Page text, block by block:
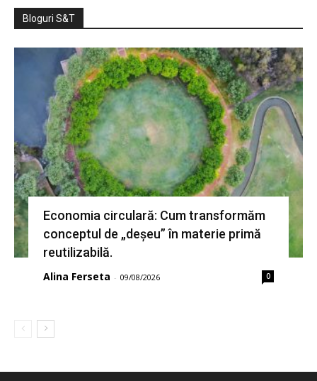
Bloguri S&T
Economia circulară: Cum transformăm
conceptul de „deșeu” în materie primă
reutilizabilă.
Alina Ferseta - 09/08/2026 0